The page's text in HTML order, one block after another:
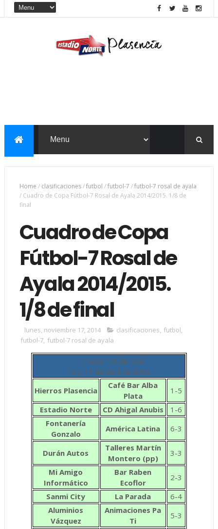
Home / clasificaciones/futbol /futbol-7 /futbol-7 rosal de ayala
/ Cuadro de Copa Fútbol-7 Rosal de Ayala 2014/2015. 1/8 de
final
Cuadro de Copa
Fútbol-7 Rosal de
Ayala 2014/2015.
1/8 de final
lunes, noviembre 17, 2014 clasificaciones, futbol,
futbol-7, futbol-7 rosal de ayala
F-7 Copa 1/8 de Final
10 y 11 de abril de 2015
Hierros Plasencia
Café Bar Alba
Plata
1-5
Estadio Norte
CD Ahigal Anubis
1-6
Fontanería
Gonzalo
América Latina 6-3
Durán Autos
Talleres Martín
Montero (pp)
3-3
Mi Amigo
Informático
Bar Raben
Ecoflor
2-3
Sanmi City
La Parada
6-4
Aluminios
Vázquez
Animaciones Pa
Ti
5-3